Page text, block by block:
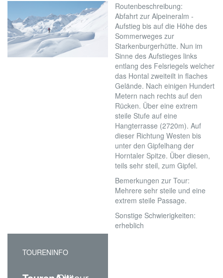
Routenbeschreibung:
Abfahrt zur Alpeineralm -
Aufstieg bis auf die Höhe des
Sommerweges zur
Starkenburgerhütte. Nun im
Sinne des Aufstieges links
entlang des Felsriegels welcher
das Hontal zweiteilt in flaches
Gelände. Nach einigen Hundert
Metern nach rechts auf den
Rücken. Über eine extrem
steile Stufe auf eine
Hangterrasse (2720m). Auf
dieser Richtung Westen bis
unter den Gipfelhang der
Horntaler Spitze. Über diesen,
teils sehr steil, zum Gipfel.
Bemerkungen zur Tour:
Mehrere sehr steile und eine
extrem steile Passage.
Sonstige Schwierigkeiten:
erheblich
TOURENINFO